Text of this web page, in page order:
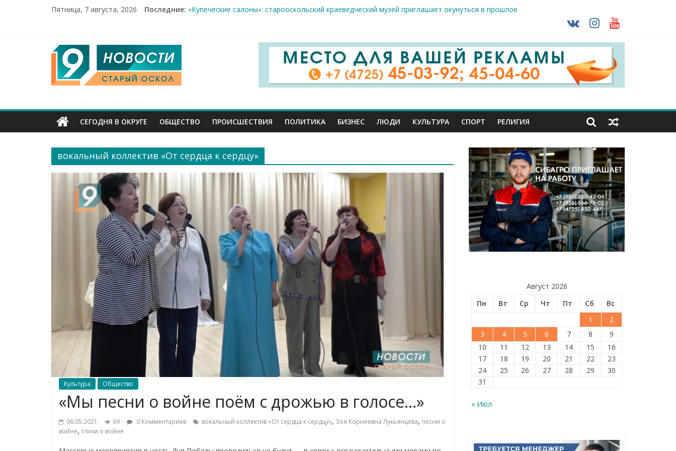
Пятница, 7 августа, 2026 Последние: «Купеческие салоны»: старооскольский краеведческий музей приглашает окунуться в прошлое
100%-я раскрываемость особо тяжких преступлений: в Старооскольском отделе СК подвели итоги первого полугодия
Новое сердце: старооскольский тренер Георгий Золотых нуждается в срочной трансплантации
Рейд по местам несанкционированной торговли: что и где можно продавать без штрафа?
9
Канал
Старый
Оскол
СЕГОДНЯ В ОКРУГЕ ОБЩЕСТВО ПРОИСШЕСТВИЯ ПОЛИТИКА БИЗНЕС ЛЮДИ КУЛЬТУРА СПОРТ РЕЛИГИЯ
вокальный коллектив «От сердца к сердцу»
Культура Общество
«Мы песни о войне поём с дрожью в голосе…»
06.05.2021 69 0 Комментариев вокальный коллектив «От сердца к сердцу», Зоя Корнеевна Лукьянцева, песни о
войне, стихи о войне
Август 2026
Пн
Вт Ср Чт Пт Сб
Вс
1
2
3
4 5 6 7 8
9
10
11 12 13 14 15
16
17
18 19 20 21 22
23
24
25 26 27 28 29
30
31
« Июл